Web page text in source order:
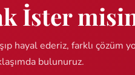
İster
hayal ederiz, farklı çözüm
bulunuruz.